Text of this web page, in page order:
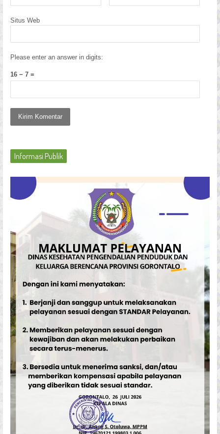
Situs Web
Please enter an answer in digits:
16 − 7 =
Informasi Publik